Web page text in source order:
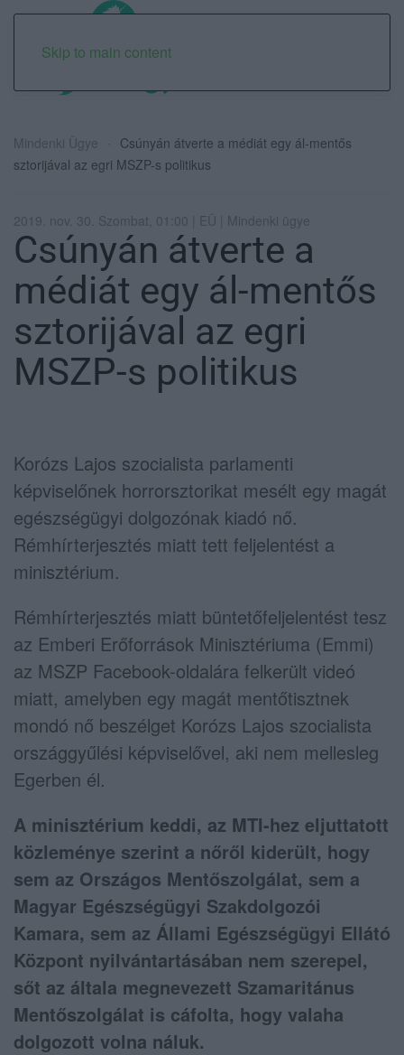
Skip to main content
Mindenki Ügye
Csúnyán átverte a médiát egy ál-mentős
sztorijával az egri MSZP-s politikus
2019. nov. 30. Szombat, 01:00 | EÜ | Mindenki ügye
Csúnyán átverte a
médiát egy ál-mentős
sztorijával az egri
MSZP-s politikus
Korózs Lajos szocialista parlamenti
képviselőnek horrorsztorikat mesélt egy magát
egészségügyi dolgozónak kiadó nő.
Rémhírterjesztés miatt tett feljelentést a
minisztérium.
Rémhírterjesztés miatt büntetőfeljelentést tesz
az Emberi Erőforrások Minisztériuma (Emmi)
az MSZP Facebook-oldalára felkerült videó
miatt, amelyben egy magát mentőtisztnek
mondó nő beszélget Korózs Lajos szocialista
országgyűlési képviselővel, aki nem mellesleg
Egerben él.
A minisztérium keddi, az MTI-hez eljuttatott
közleménye szerint a nőről kiderült, hogy
sem az Országos Mentőszolgálat, sem a
Magyar Egészségügyi Szakdolgozói
Kamara, sem az Állami Egészségügyi Ellátó
Központ nyilvántartásában nem szerepel,
sőt az általa megnevezett Szamaritánus
Mentőszolgálat is cáfolta, hogy valaha
dolgozott volna náluk.